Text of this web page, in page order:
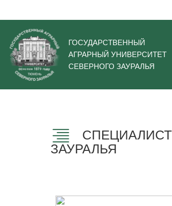
ГОСУДАРСТВЕННЫЙ
АГРАРНЫЙ УНИВЕРСИТЕТ
СЕВЕРНОГО ЗАУРАЛЬЯ
ЗАУРАЛЬЯ